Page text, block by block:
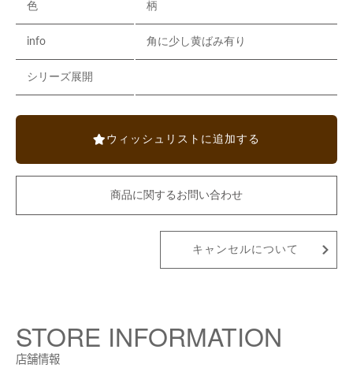
色 柄
info 角に少し黄ばみ有り
シリーズ展開
ウィッシュリストに追加する
商品に関するお問い合わせ
キャンセルについて
STORE INFORMATION
店舗情報